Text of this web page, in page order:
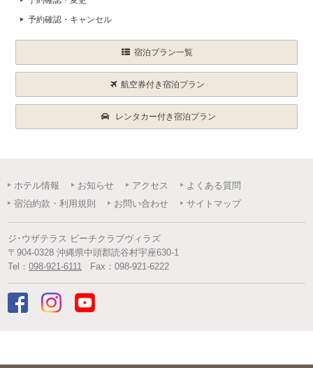
予約確認・キャンセル
宿泊プラン一覧
航空券付き宿泊プラン
レンタカー付き宿泊プラン
ホテル情報 お知らせ アクセス
よくある質問
宿泊約款・利用規則
お問い合わせ サイトマップ
ジ･ウザテラス ビーチクラブヴィラズ
〒904-0328 沖縄県中頭郡読谷村宇座630-1
Tel：098-921-6111 Fax：098-921-6222